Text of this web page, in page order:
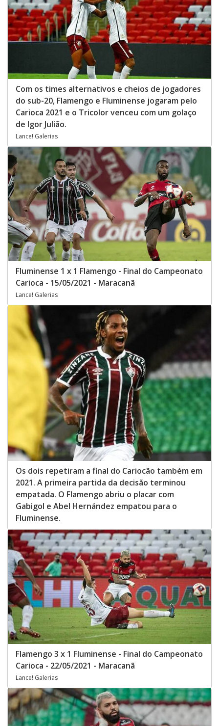
Com os times alternativos e cheios de jogadores
do sub-20, Flamengo e Fluminense jogaram pelo
Carioca 2021 e o Tricolor venceu com um golaço
de Igor Julião.
Lance! Galerias
Fluminense 1 x 1 Flamengo - Final do Campeonato
Carioca - 15/05/2021 - Maracanã
Lance! Galerias
Os dois repetiram a final do Cariocão também em
2021. A primeira partida da decisão terminou
empatada. O Flamengo abriu o placar com
Gabigol e Abel Hernández empatou para o
Fluminense.
Flamengo 3 x 1 Fluminense - Final do Campeonato
Carioca - 22/05/2021 - Maracanã
Lance! Galerias